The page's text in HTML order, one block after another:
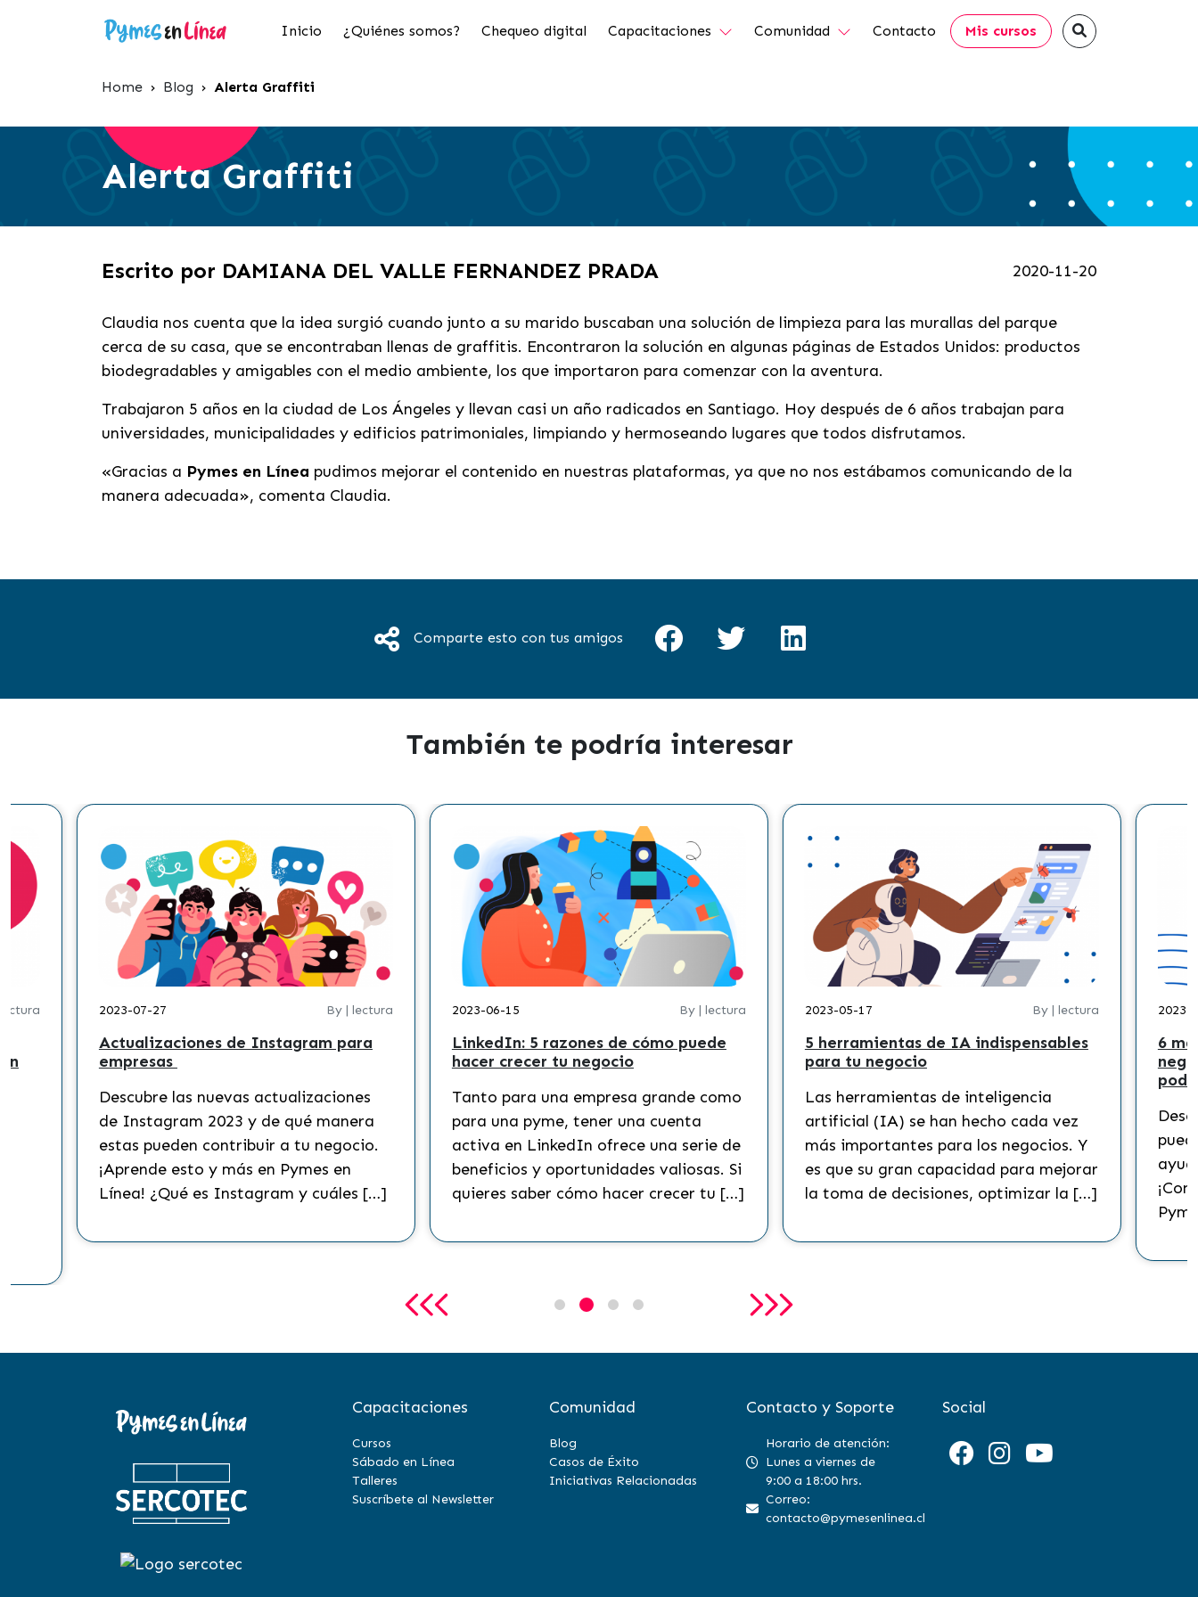
Inicio ¿Quiénes somos? Chequeo digital Capacitaciones Comunidad Contacto Mis cursos
Home › Blog › Alerta Graffiti
Alerta Graffiti
Escrito por DAMIANA DEL VALLE FERNANDEZ PRADA 2020-11-20
Claudia nos cuenta que la idea surgió cuando junto a su marido buscaban una solución de limpieza para las murallas del parque
cerca de su casa, que se encontraban llenas de graffitis. Encontraron la solución en algunas páginas de Estados Unidos: productos
biodegradables y amigables con el medio ambiente, los que importaron para comenzar con la aventura.
Trabajaron 5 años en la ciudad de Los Ángeles y llevan casi un año radicados en Santiago. Hoy después de 6 años trabajan para
universidades, municipalidades y edificios patrimoniales, limpiando y hermoseando lugares que todos disfrutamos.
«Gracias a Pymes en Línea pudimos mejorar el contenido en nuestras plataformas, ya que no nos estábamos comunicando de la
manera adecuada», comenta Claudia.
Comparte esto con tus amigos
También te podría interesar
2023-07-27 By | lectura
Actualizaciones de Instagram para
empresas
Descubre las nuevas actualizaciones
de Instagram 2023 y de qué manera
estas pueden contribuir a tu negocio.
¡Aprende esto y más en Pymes en
Línea! ¿Qué es Instagram y cuáles […]
2023-06-15 By | lectura
LinkedIn: 5 razones de cómo puede
hacer crecer tu negocio
Tanto para una empresa grande como
para una pyme, tener una cuenta
activa en LinkedIn ofrece una serie de
beneficios y oportunidades valiosas. Si
quieres saber cómo hacer crecer tu […]
2023-05-17 By | lectura
5 herramientas de IA indispensables
para tu negocio
Las herramientas de inteligencia
artificial (IA) se han hecho cada vez
más importantes para los negocios. Y
es que su gran capacidad para mejorar
la toma de decisiones, optimizar la […]
2023-
6
Capacitaciones
Cursos
Sábado en Línea
Talleres
Suscríbete al Newsletter
Comunidad
Blog
Casos de Éxito
Iniciativas Relacionadas
Contacto y Soporte
Horario de atención:
Lunes a viernes de
9:00 a 18:00 hrs.
Correo:
contacto@pymesenlinea.cl
Social